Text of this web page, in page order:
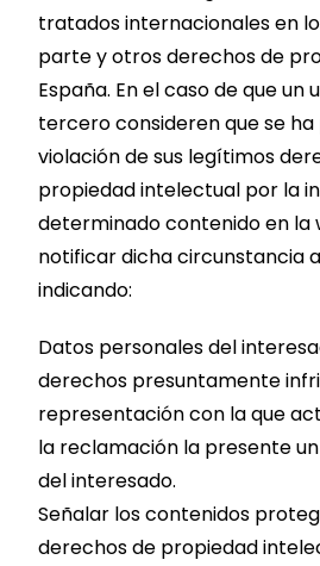
tratados internacionales en
parte y otros derechos de
España. En el caso de que un
tercero consideren que se
violación de sus legítimos
propiedad intelectual por la
determinado contenido en la
notificar dicha circunstancia
indicando:
Datos personales del
derechos presuntamente
representación con la que
la reclamación la presente
del interesado.
Señalar los contenidos
derechos de propiedad